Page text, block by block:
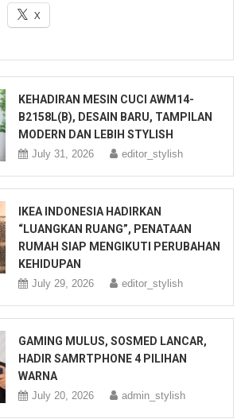
X
KEHADIRAN MESIN CUCI AWM14-
B2158L(B), DESAIN BARU, TAMPILAN
MODERN DAN LEBIH STYLISH
July 31, 2026 editor_stylish
IKEA INDONESIA HADIRKAN
“LUANGKAN RUANG”, PENATAAN
RUMAH SIAP MENGIKUTI PERUBAHAN
KEHIDUPAN
July 29, 2026 editor_stylish
GAMING MULUS, SOSMED LANCAR,
HADIR SAMRTPHONE 4 PILIHAN
WARNA
July 20, 2026 admin_stylish